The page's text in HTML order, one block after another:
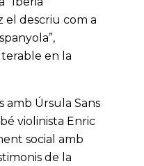
el descriu com a
en la
amb Úrsula Sans
violinista Enric
social amb
de la